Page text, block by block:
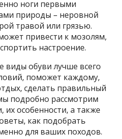
ноги первыми
природы – неровной
травой или грязью.
привести к мозолям,
настроение.
виды обуви лучше всего
поможет каждому,
сделать правильный
подробно рассмотрим
их особенности, а также
как подобрать
для ваших походов.